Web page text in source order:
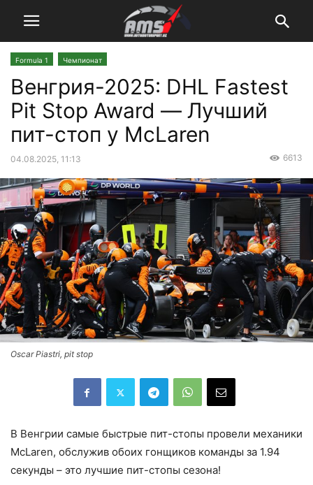
Formula 1 Чемпионат
Венгрия-2025: DHL Fastest
Pit Stop Award — Лучший
пит-стоп у McLaren
04.08.2025, 11:13 6613
Oscar Piastri, pit stop
В Венгрии самые быстрые пит-стопы провели механики
McLaren, обслужив обоих гонщиков команды за 1.94
секунды – это лучшие пит-стопы сезона!